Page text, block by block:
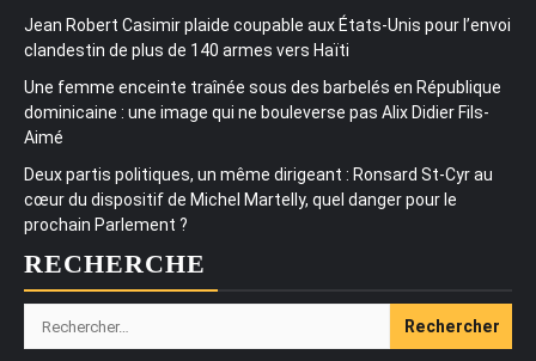
Jean Robert Casimir plaide coupable aux États-Unis pour l’envoi
clandestin de plus de 140 armes vers Haïti
Une femme enceinte traînée sous des barbelés en République
dominicaine : une image qui ne bouleverse pas Alix Didier Fils-
Aimé
Deux partis politiques, un même dirigeant : Ronsard St-Cyr au
cœur du dispositif de Michel Martelly, quel danger pour le
prochain Parlement ?
RECHERCHE
Rechercher :